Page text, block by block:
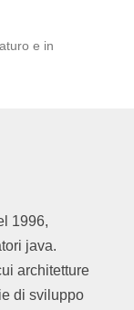
e in
1996,
java.
architetture
di sviluppo